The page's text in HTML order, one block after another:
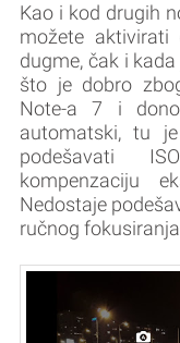
Kao i kod drugih
možete
dugme, čak i
što je dobro
Note-a 7 i
automatski, tu
podešavati
kompenzaciju
Nedostaje
ručnog